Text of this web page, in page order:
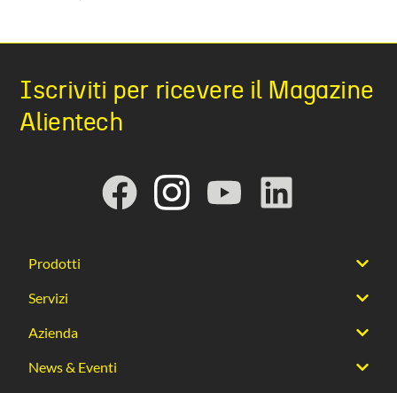
Iscriviti per ricevere il Magazine
Alientech
Prodotti
Servizi
Azienda
News & Eventi